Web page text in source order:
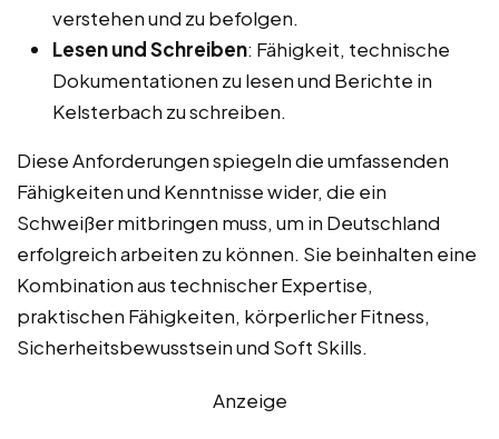
verstehen und zu befolgen.
Lesen und Schreiben: Fähigkeit, technische
Dokumentationen zu lesen und Berichte in
Kelsterbach zu schreiben.
Diese Anforderungen spiegeln die umfassenden
Fähigkeiten und Kenntnisse wider, die ein
Schweißer mitbringen muss, um in Deutschland
erfolgreich arbeiten zu können. Sie beinhalten eine
Kombination aus technischer Expertise,
praktischen Fähigkeiten, körperlicher Fitness,
Sicherheitsbewusstsein und Soft Skills.
Anzeige